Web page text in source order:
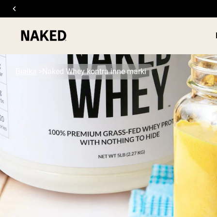
Popularne wyszukiwania
”Protein Powder“
”Collagen“
”Micellar Casein“
Naked Whey kontra inne marki